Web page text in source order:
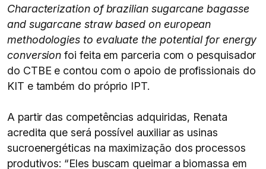
Characterization of brazilian sugarcane bagasse
and sugarcane straw based on european
methodologies to evaluate the potential for energy
conversion foi feita em parceria com o pesquisador
do CTBE e contou com o apoio de profissionais do
KIT e também do próprio IPT.
A partir das competências adquiridas, Renata
acredita que será possível auxiliar as usinas
sucroenergéticas na maximização dos processos
produtivos: “Eles buscam queimar a biomassa em